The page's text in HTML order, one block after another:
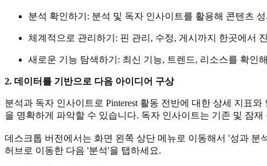
분석 확인하기: 분석 및 독자 인사이트를 활용해 콘텐츠
체계적으로 관리하기: 핀 관리, 수정, 게시까지 한곳에서
새로운 기능 탐색하기: 최신 기능, 트렌드, 리소스를 확인
2. 데이터를 기반으로 다음 아이디어 구상
분석과 독자 인사이트로 Pinterest 활동 전반에 대한 상세 지표
을 명확하게 파악할 수 있습니다. 독자 인사이트는 기존 및 잠
데스크톱 버전에서는 화면 왼쪽 상단 메뉴로 이동해서 '성과
허브로 이동한 다음 '분석'을 탭하세요.